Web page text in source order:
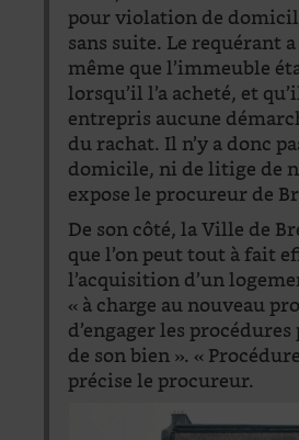
pour violation de
sans suite. Le requérant
même que l’immeuble
lorsqu’il l’a acheté, et
entrepris aucune
du rachat. Il n’y a donc
domicile, ni de litige de
expose le procureur de
De son côté, la Ville de
que l’on peut tout à fait
l’acquisition d’un
« à charge au nouveau
d’engager les
de son bien ». «
précise le procureur.